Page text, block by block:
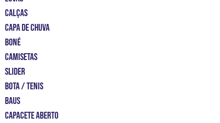
CALÇAS
CAPA DE CHUVA
BONÉ
CAMISETAS
slider
bota / tenis
Baus
capacete aberto